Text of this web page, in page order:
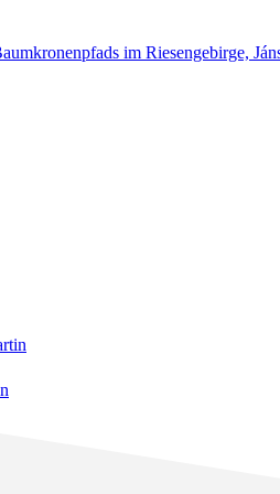
im Riesengebirge,